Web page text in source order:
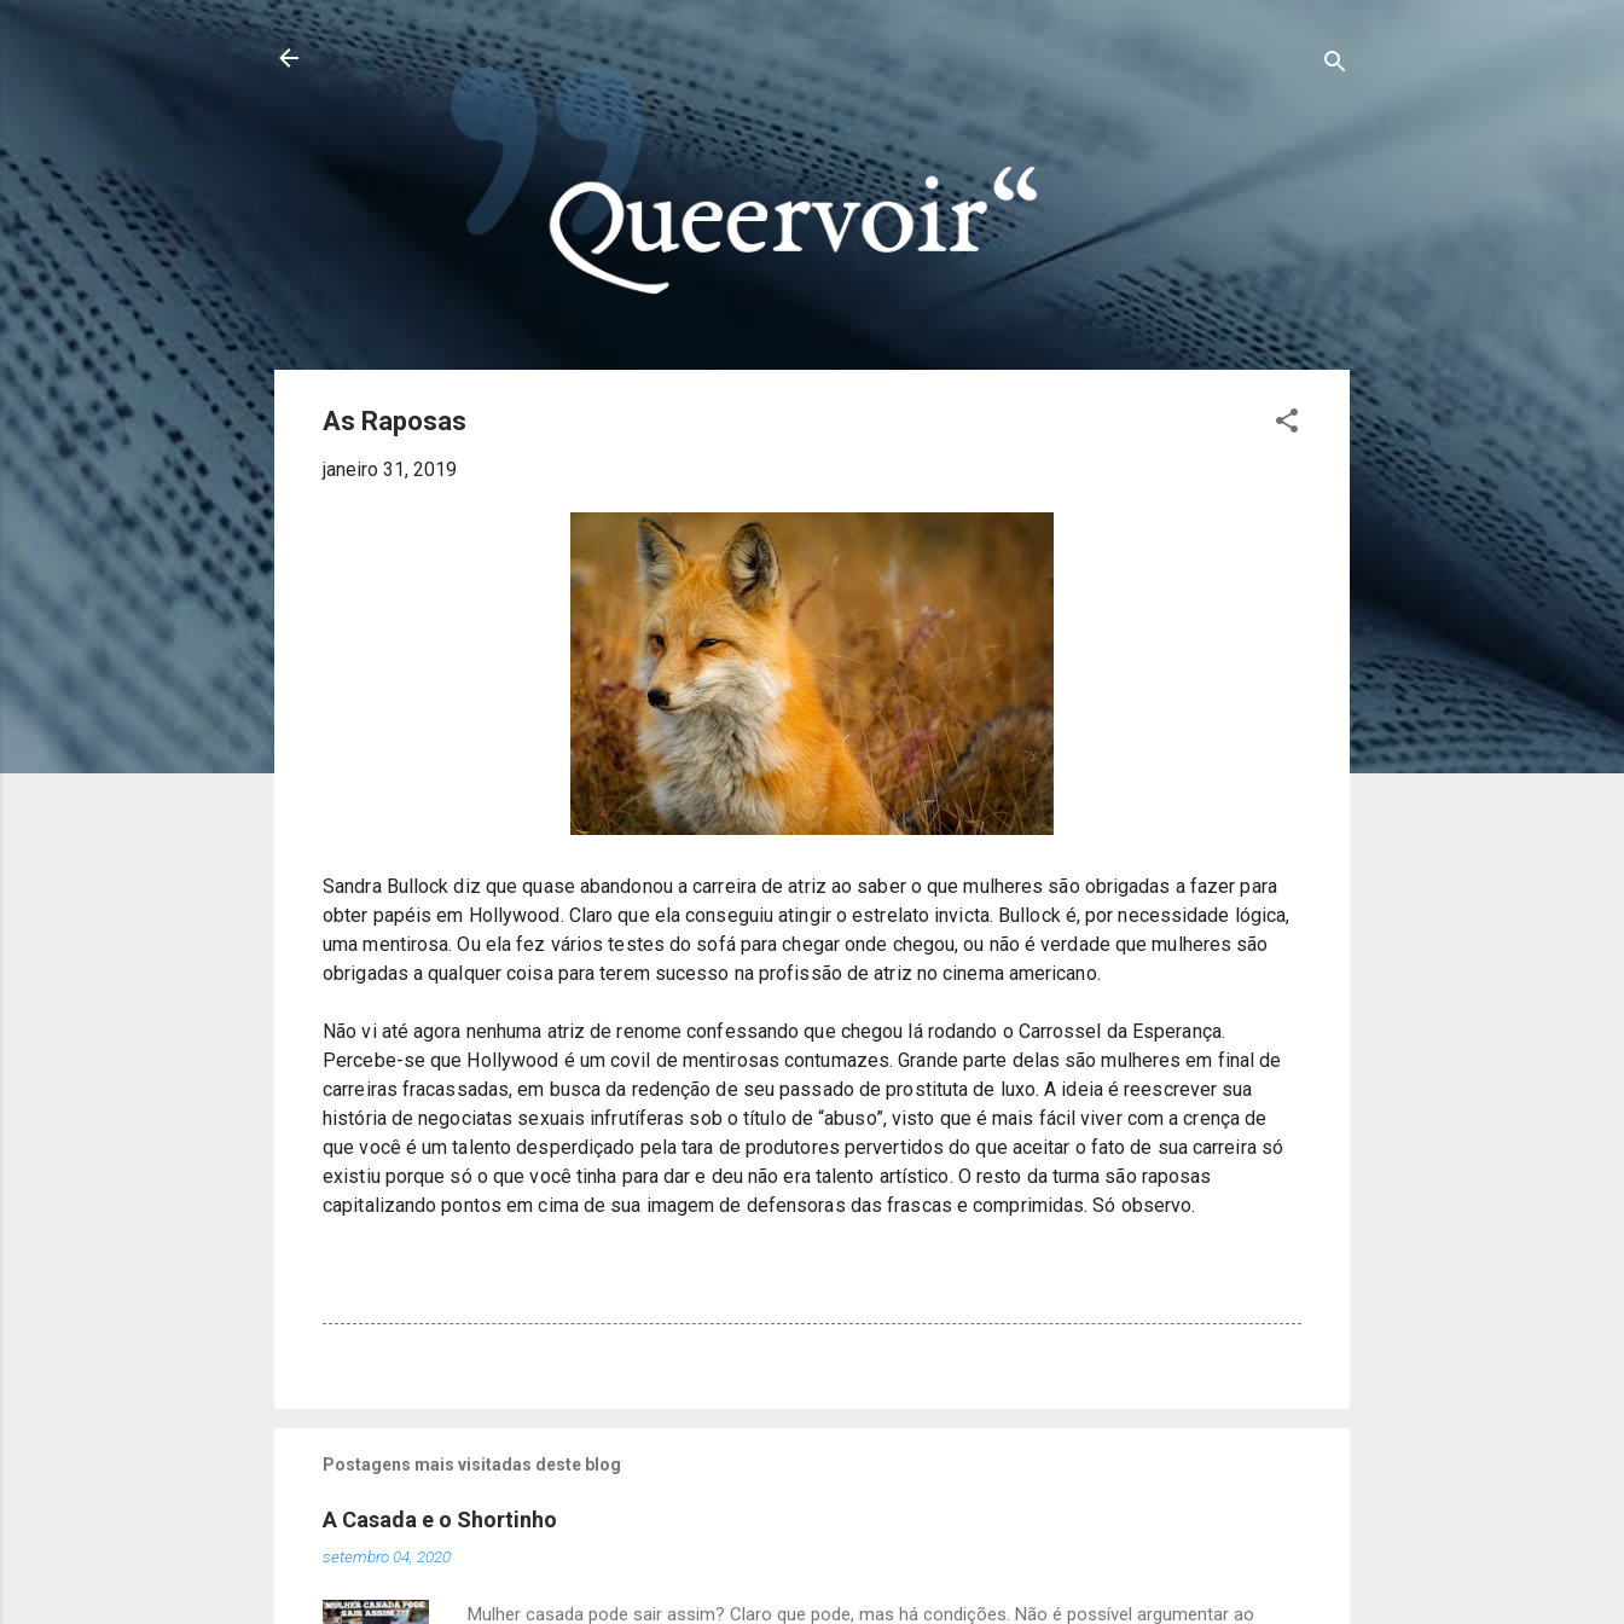
Pular para o conteúdo principal
As Raposas
janeiro 31, 2019
Sandra Bullock diz que quase abandonou a carreira de atriz ao saber o que mulheres são obrigadas a fazer para
obter papéis em Hollywood. Claro que ela conseguiu atingir o estrelato invicta. Bullock é, por necessidade lógica,
uma mentirosa. Ou ela fez vários testes do sofá para chegar onde chegou, ou não é verdade que mulheres são
obrigadas a qualquer coisa para terem sucesso na profissão de atriz no cinema americano.
Não vi até agora nenhuma atriz de renome confessando que chegou lá rodando o Carrossel da Esperança.
Percebe-se que Hollywood é um covil de mentirosas contumazes. Grande parte delas são mulheres em final de
carreiras fracassadas, em busca da redenção de seu passado de prostituta de luxo. A ideia é reescrever sua
história de negociatas sexuais infrutíferas sob o título de “abuso”, visto que é mais fácil viver com a crença de
que você é um talento desperdiçado pela tara de produtores pervertidos do que aceitar o fato de sua carreira só
existiu porque só o que você tinha para dar e deu não era talento artístico. O resto da turma são raposas
capitalizando pontos em cima de sua imagem de defensoras das frascas e comprimidas. Só observo.
Postagens mais visitadas deste blog
A Casada e o Shortinho
setembro 04, 2020
Mulher casada pode sair assim? Claro que pode, mas há condições. Não é possível argumentar ao